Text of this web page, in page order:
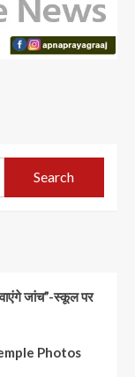
Search
जांच”-स्कूल पर
Photos